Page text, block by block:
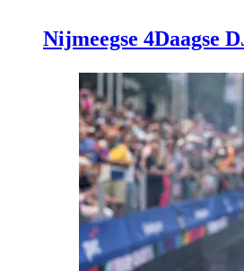
Nijmeegse 4Daagse